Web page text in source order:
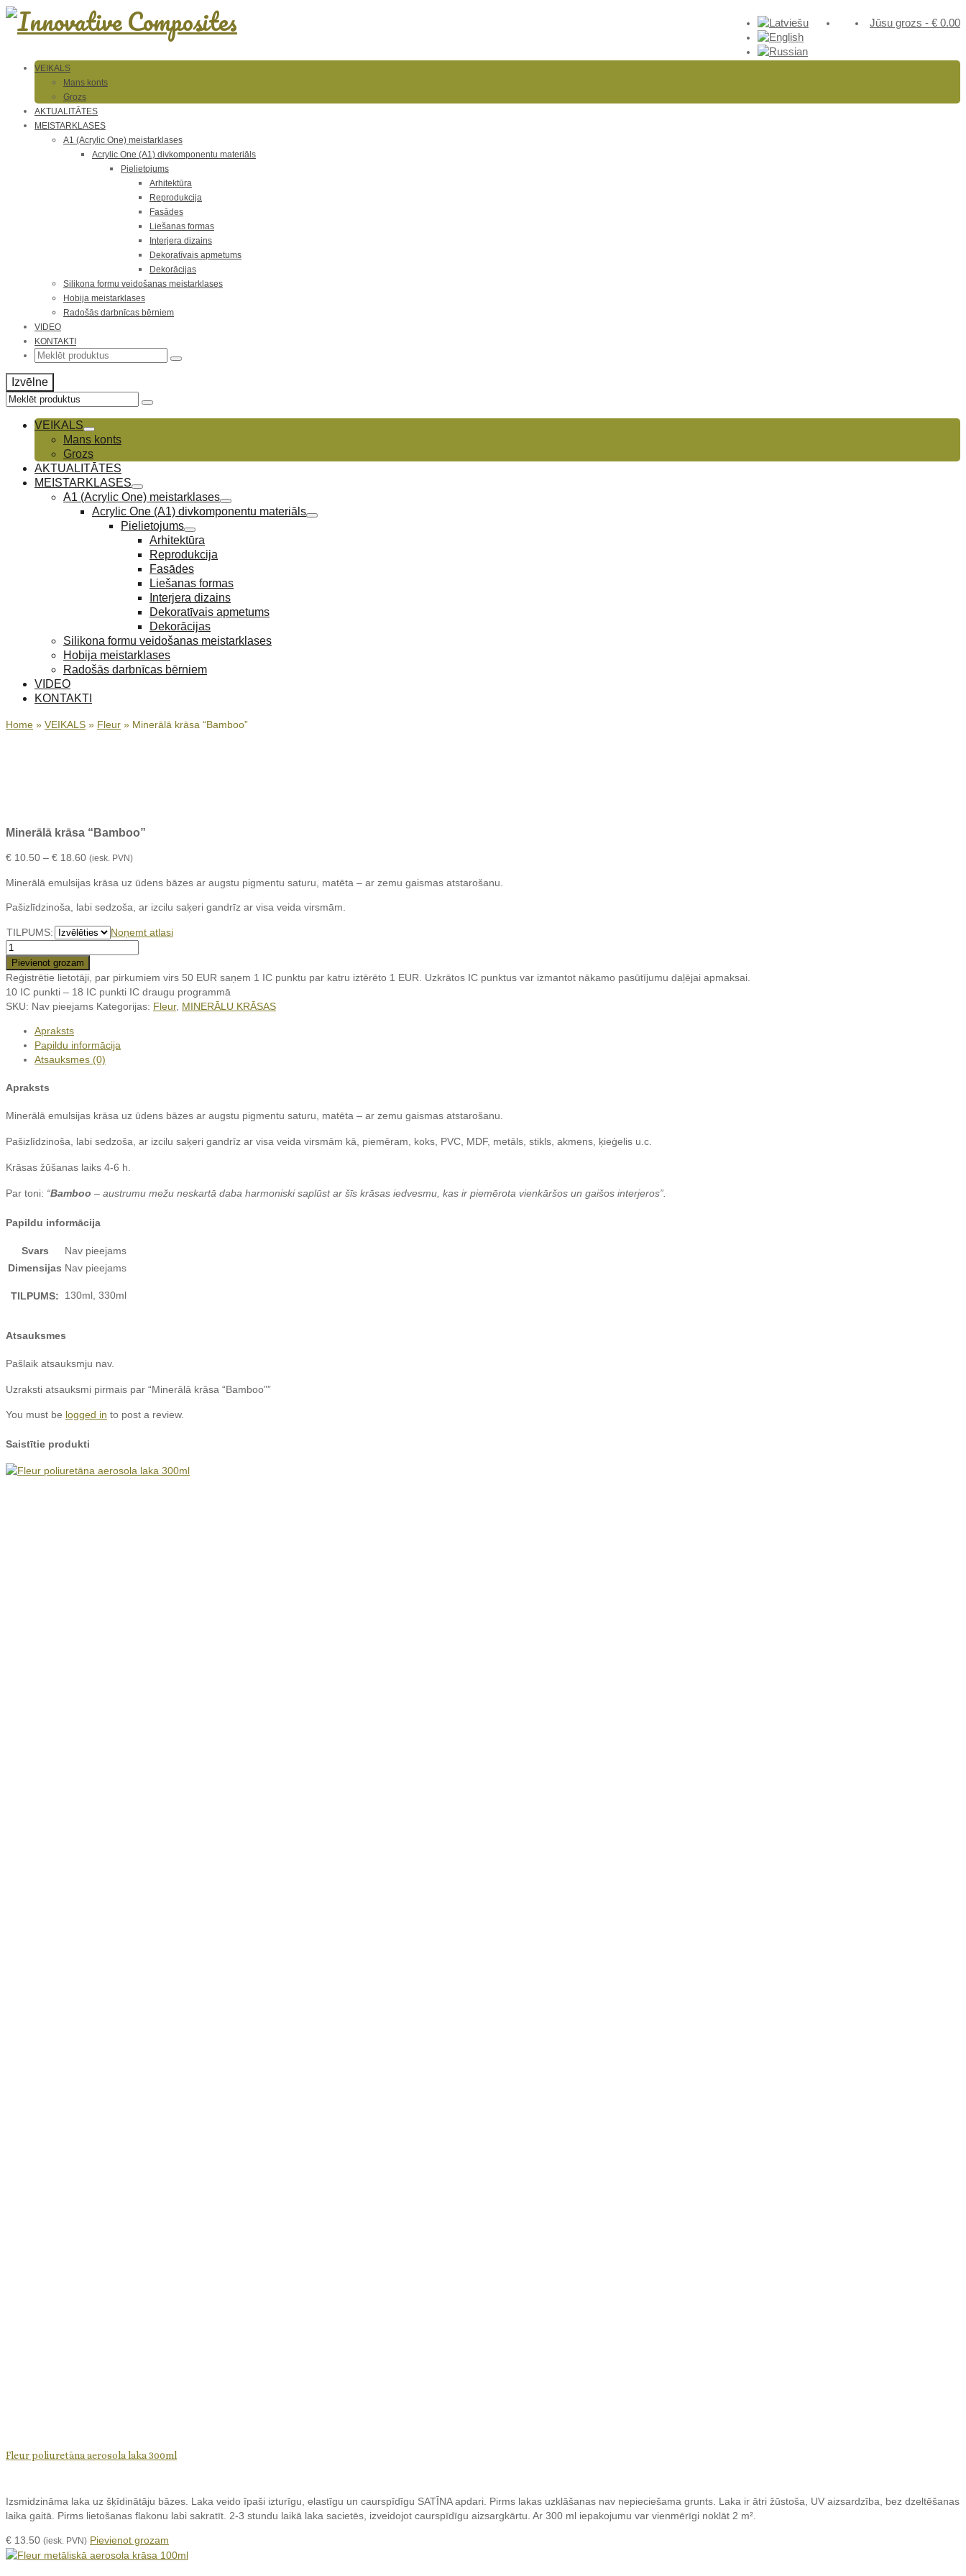
Jūsu grozs - € 0.00
VEIKALS
Mans konts
Grozs
AKTUALITĀTES
MEISTARKLASES
A1 (Acrylic One) meistarklases
Acrylic One (A1) divkomponentu materiāls
Pielietojums
Arhitektūra
Reprodukcija
Fasādes
Liešanas formas
Interjera dizains
Dekoratīvais apmetums
Dekorācijas
Silikona formu veidošanas meistarklases
Hobija meistarklases
Radošās darbnīcas bērniem
VIDEO
KONTAKTI
Search
Izvēlne
Search
VEIKALS
Mans konts
Grozs
AKTUALITĀTES
MEISTARKLASES
A1 (Acrylic One) meistarklases
Acrylic One (A1) divkomponentu materiāls
Pielietojums
Arhitektūra
Reprodukcija
Fasādes
Liešanas formas
Interjera dizains
Dekoratīvais apmetums
Dekorācijas
Silikona formu veidošanas meistarklases
Hobija meistarklases
Radošās darbnīcas bērniem
VIDEO
KONTAKTI
Home » VEIKALS » Fleur » Minerālā krāsa “Bamboo”
Minerālā krāsa “Bamboo”
€ 10.50 – € 18.60Price
€ 10.50
€ 18.60
(iesk. PVN)
Minerālā emulsijas krāsa uz ūdens bāzes ar augstu pigmentu saturu, matēta – ar zemu gaismas atstarošanu.
Pašizlīdzinoša, labi sedzoša, ar izcilu saķeri gandrīz ar visa veida virsmām.
TILPUMS:
Noņemt atlasi
Minerālā
krāsa
"Bamboo"
daudzums
Pievienot grozam
Reģistrētie lietotāji, par pirkumiem virs 50 EUR saņem 1 IC punktu par katru iztērēto 1 EUR. Uzkrātos IC punktus var izmantot nākamo pasūtījumu daļējai apmaksai.
10 IC punkti – 18 IC punkti IC draugu programmā
SKU: Nav pieejams Kategorijas: Fleur, MINERĀLU KRĀSAS
Apraksts
Papildu informācija
Atsauksmes (0)
Apraksts
Minerālā emulsijas krāsa uz ūdens bāzes ar augstu pigmentu saturu, matēta – ar zemu gaismas atstarošanu.
Pašizlīdzinoša, labi sedzoša, ar izcilu saķeri gandrīz ar visa veida virsmām kā, piemēram, koks, PVC, MDF, metāls, stikls, akmens, ķieģelis u.c.
Krāsas žūšanas laiks 4-6 h.
Par toni: “Bamboo – austrumu mežu neskartā daba harmoniski saplūst ar šīs krāsas iedvesmu, kas ir piemērota vienkāršos un gaišos interjeros”.
Papildu informācija
Svars
Nav pieejams
Dimensijas Nav pieejams
TILPUMS: 130ml, 330ml
Atsauksmes
Pašlaik atsauksmju nav.
Uzraksti atsauksmi pirmais par “Minerālā krāsa “Bamboo””
You must be logged in to post a review.
Saistītie produkti
Fleur poliuretāna aerosola laka 300ml
Izsmidzināma laka uz šķīdinātāju bāzes. Laka veido īpaši izturīgu, elastīgu un caurspīdīgu SATĪNA apdari. Pirms lakas uzklāšanas nav nepieciešama grunts. Laka ir ātri žūstoša, UV aizsardzība, bez dzeltēšanas
laika gaitā. Pirms lietošanas flakonu labi sakratīt. 2-3 stundu laikā laka sacietēs, izveidojot caurspīdīgu aizsargkārtu. Ar 300 ml iepakojumu var vienmērīgi noklāt 2 m².
€ 13.50 (iesk. PVN) Pievienot grozam